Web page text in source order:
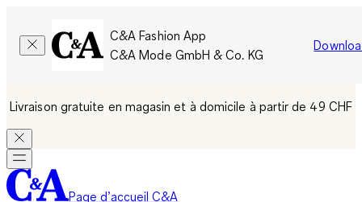
C&A Fashion App
C&A Mode GmbH & Co. KG
Livraison gratuite en magasin et à domicile à partir de 49 CHF
Page d’accueil C&A